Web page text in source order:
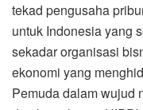
tekad pengusaha
untuk Indonesia yang
sekadar organisasi
ekonomi yang
Pemuda dalam wujud